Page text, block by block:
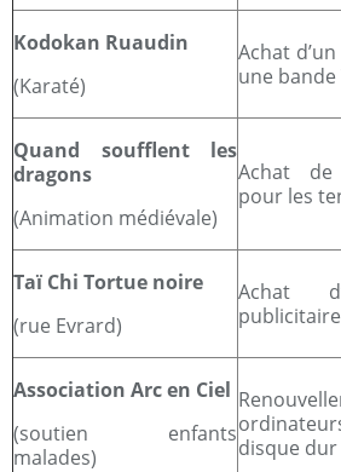
Kodokan Ruaudin
(Karaté)
Achat
une bande
Quand soufflent les
dragons
(Animation médiévale)
Achat de
pour les
Taï Chi Tortue noire
(rue Evrard)
Achat
publicitaire
Association Arc en Ciel
(soutien enfants
malades)
disque dur